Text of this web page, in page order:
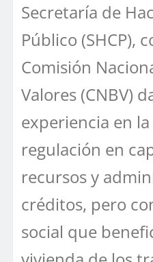
Secretaría de
Público (SHCP),
Comisión
Valores (CNBV)
experiencia en
regulación en
recursos y
créditos, pero
social que